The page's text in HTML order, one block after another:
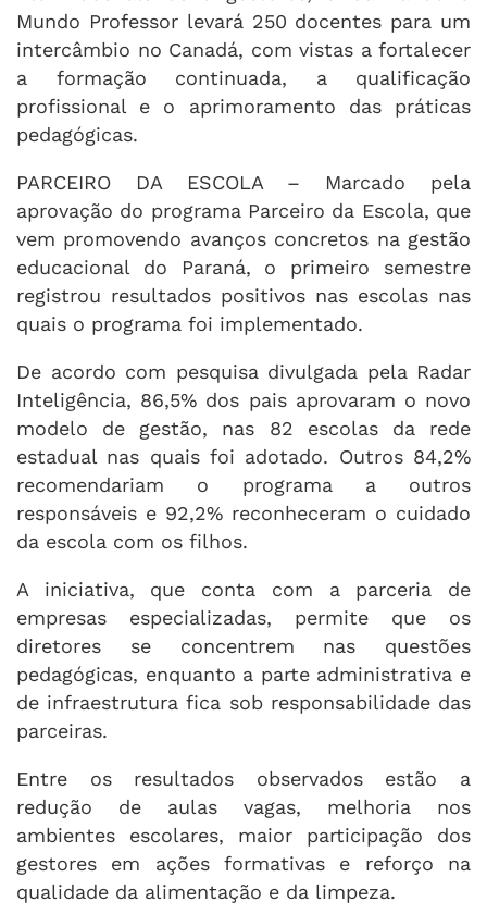
Mundo Professor levará 250 docentes para um
intercâmbio no Canadá, com vistas a fortalecer
a formação continuada, a qualificação
profissional e o aprimoramento das práticas
pedagógicas.
PARCEIRO DA ESCOLA – Marcado pela
aprovação do programa Parceiro da Escola, que
vem promovendo avanços concretos na gestão
educacional do Paraná, o primeiro semestre
registrou resultados positivos nas escolas nas
quais o programa foi implementado.
De acordo com pesquisa divulgada pela Radar
Inteligência, 86,5% dos pais aprovaram o novo
modelo de gestão, nas 82 escolas da rede
estadual nas quais foi adotado. Outros 84,2%
recomendariam o programa a outros
responsáveis e 92,2% reconheceram o cuidado
da escola com os filhos.
A iniciativa, que conta com a parceria de
empresas especializadas, permite que os
diretores se concentrem nas questões
pedagógicas, enquanto a parte administrativa e
de infraestrutura fica sob responsabilidade das
parceiras.
Entre os resultados observados estão a
redução de aulas vagas, melhoria nos
ambientes escolares, maior participação dos
gestores em ações formativas e reforço na
qualidade da alimentação e da limpeza.